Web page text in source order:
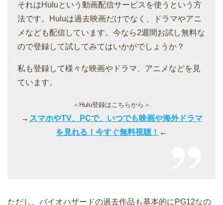
それはHuluという動画配信サービスを使うという方
法です。Huluは過去映画だけでなく、ドラマやアニ
メなども配信しています。今なら2週間お試し無料な
ので登録して試してみてはいかがでしょうか？
私も登録して様々な映画やドラマ、アニメなどを見
ています。
＜Hulu登録はこちらから＞
→ スマホやTV、PCで、いつでも映画や海外ドラマ
を見れる！今すぐ無料視聴！ ←
ただし、バイオハザードの過去作品も基本的にPG12なの